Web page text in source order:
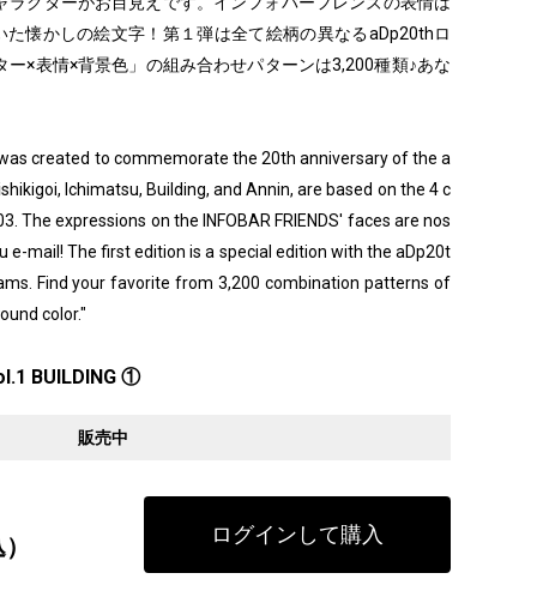
懐かしの絵文字！第１弾は全て絵柄の異なるaDp20thロ
ー×表情×背景色」の組み合わせパターンは3,200種類♪あな
was created to commemorate the 20th anniversary of the a
Ichimatsu, Building, and Annin, are based on the 4 c
The expressions on the INFOBAR FRIENDS' faces are nos
e-mail! The first edition is a special edition with the aDp20t
Find your favorite from 3,200 combination patterns of
color."
BUILDING ①
販売中
ログインして購入